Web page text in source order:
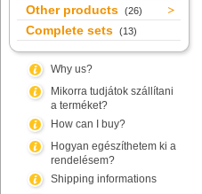
Other products (26)
Complete sets (13)
Why us?
Mikorra tudjátok szállítani
a terméket?
How can I buy?
Hogyan egészíthetem ki a
rendelésem?
Shipping informations